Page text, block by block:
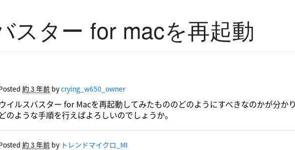
スター for macを再起動
約 3 年前 bycrying_w650_owner
ウイルスバスター for Macを再起動してみたもののどのようにすべきなのかが分か
どのような手順を行えばよろしいのでしょうか。
約 3 年前 by トレンドマイクロ_MI